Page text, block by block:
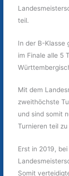
teil.
In der B-Klasse
im Finale alle 5
Mit dem
zweithöchste
und sind somit
Turnieren teil
Erst in 2019,
Somit